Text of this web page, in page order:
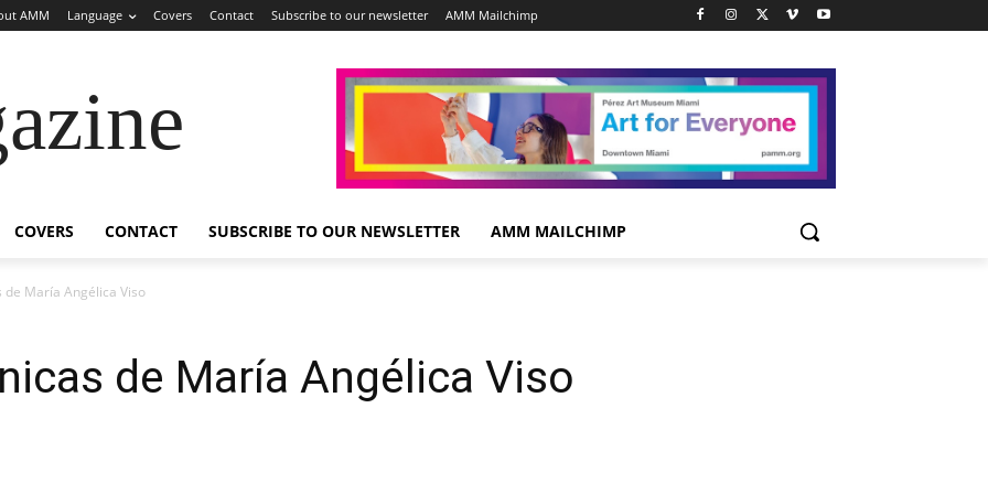
AMM Language Covers Contact Subscribe to our newsletter AMM Mailchimp
COVERS CONTACT SUBSCRIBE TO OUR NEWSLETTER AMM MAILCHIMP
María Angélica Viso
de María Angélica Viso